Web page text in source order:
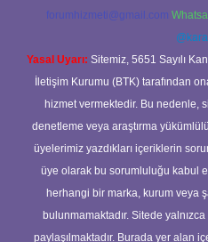
forumhizmeti@gmail.com
Yasal Uyarı: Sitemiz, 5651 Sayılı
İletişim Kurumu (BTK) tarafından
hizmet vermektedir. Bu nedenle,
denetleme veya araştırma
üyelerimiz yazdıkları içeriklerin
üye olarak bu sorumluluğu kabul
herhangi bir marka, kurum veya
bulunmamaktadır. Sitede
paylaşılmaktadır. Burada yer alan